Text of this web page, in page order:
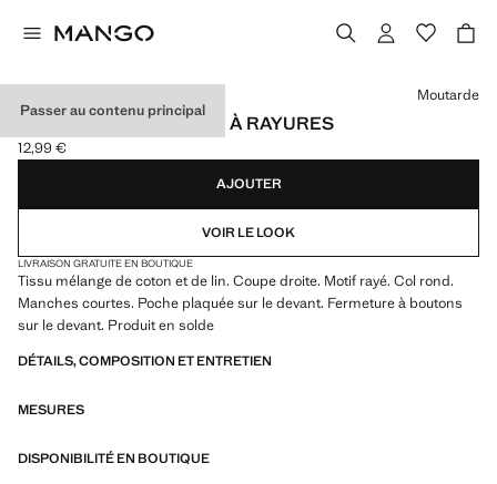
Passer au contenu principal
CHEMISE COTON ET LIN À RAYURES
Prix actuel [12,99 € ]
12,99 €
Choisissez une couleur
Moutarde
AJOUTER
VOIR LE LOOK
LIVRAISON GRATUITE EN BOUTIQUE
Tissu mélange de coton et de lin. Coupe droite. Motif rayé. Col rond.
Manches courtes. Poche plaquée sur le devant. Fermeture à boutons
sur le devant. Produit en solde
DÉTAILS, COMPOSITION ET ENTRETIEN
MESURES
DISPONIBILITÉ EN BOUTIQUE